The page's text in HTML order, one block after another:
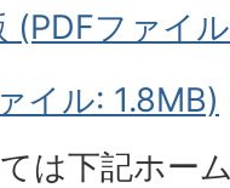
(PDFファイ
イル: 1.8MB)
は下記ホー